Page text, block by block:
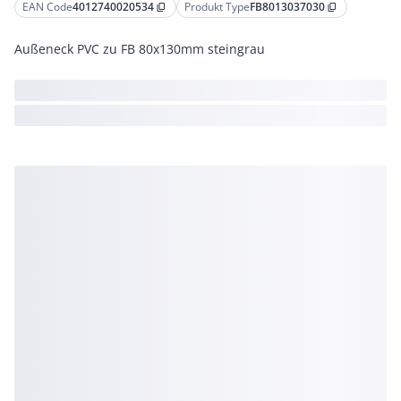
EAN Code4012740020534 content_copy Produkt TypeFB8013037030 content_copy
Außeneck PVC zu FB 80x130mm steingrau